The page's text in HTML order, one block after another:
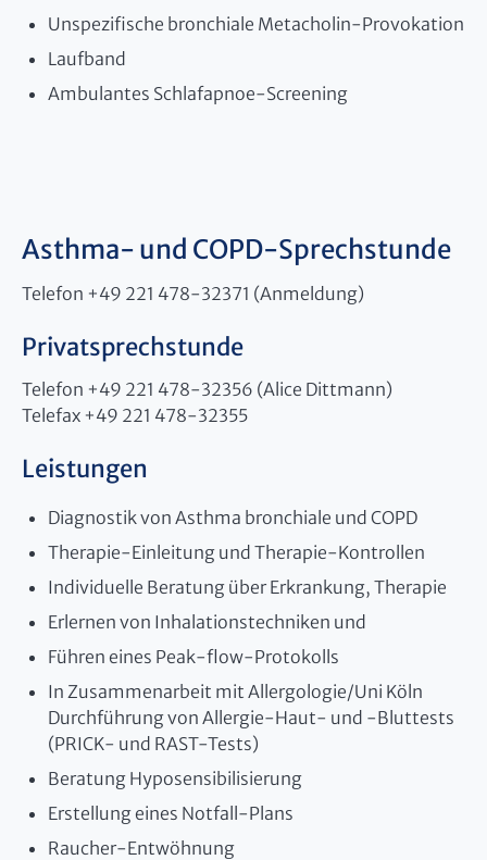
Unspezifische bronchiale Metacholin-Provokation
Laufband
Ambulantes Schlafapnoe-Screening
Asthma- und COPD-Sprechstunde
Telefon +49 221 478-32371 (Anmeldung)
Privatsprechstunde
Telefon +49 221 478-32356 (Alice Dittmann)
Telefax +49 221 478-32355
Leistungen
Diagnostik von Asthma bronchiale und COPD
Therapie-Einleitung und Therapie-Kontrollen
Individuelle Beratung über Erkrankung, Therapie
Erlernen von Inhalationstechniken und
Führen eines Peak-flow-Protokolls
In Zusammenarbeit mit Allergologie/Uni Köln
Durchführung von Allergie-Haut- und -Bluttests
(PRICK- und RAST-Tests)
Beratung Hyposensibilisierung
Erstellung eines Notfall-Plans
Raucher-Entwöhnung